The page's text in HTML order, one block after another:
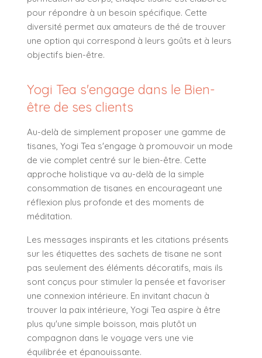
pour répondre à un besoin spécifique. Cette
diversité permet aux amateurs de thé de trouver
une option qui correspond à leurs goûts et à leurs
objectifs bien-être.
Yogi Tea s'engage dans le Bien-
être de ses clients
Au-delà de simplement proposer une gamme de
tisanes, Yogi Tea s'engage à promouvoir un mode
de vie complet centré sur le bien-être. Cette
approche holistique va au-delà de la simple
consommation de tisanes en encourageant une
réflexion plus profonde et des moments de
méditation.
Les messages inspirants et les citations présents
sur les étiquettes des sachets de tisane ne sont
pas seulement des éléments décoratifs, mais ils
sont conçus pour stimuler la pensée et favoriser
une connexion intérieure. En invitant chacun à
trouver la paix intérieure, Yogi Tea aspire à être
plus qu'une simple boisson, mais plutôt un
compagnon dans le voyage vers une vie
équilibrée et épanouissante.